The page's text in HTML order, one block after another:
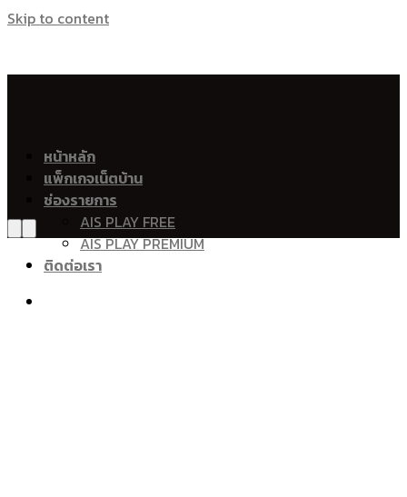
Skip to content
หน้าหลัก
แพ็กเกจเน็ตบ้าน
ช่องรายการ
AIS PLAY FREE
AIS PLAY PREMIUM
ติดต่อเรา
อำเภอเมืองกระบี่
ปากน้ำ
กระบี่ใหญ่
กระบี่น้อย
ไสไทย